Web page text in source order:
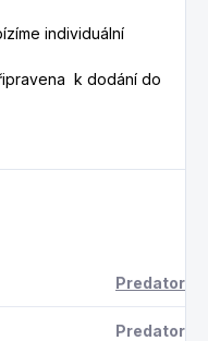
individuální
k dodání do
Predator
Predator